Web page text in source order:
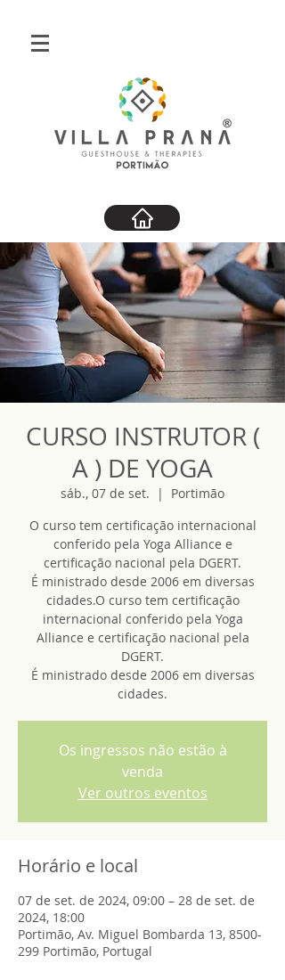
CURSO INSTRUTOR (
A ) DE YOGA
sáb., 07 de set.
  |
Portimão
O curso tem certificação internacional
conferido pela Yoga Alliance e
certificação nacional pela DGERT.
É ministrado desde 2006 em diversas
cidades.O curso tem certificação
internacional conferido pela Yoga
Alliance e certificação nacional pela
DGERT.
É ministrado desde 2006 em diversas
cidades.
Os ingressos não estão à
venda
Ver outros eventos
Horário e local
07 de set. de 2024, 09:00 – 28 de set. de
2024, 18:00
Portimão, Av. Miguel Bombarda 13, 8500-
299 Portimão, Portugal